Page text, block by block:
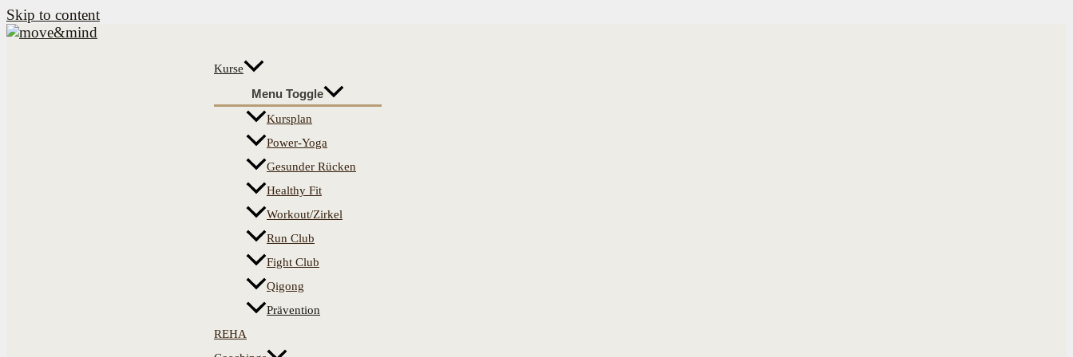
Skip to content
Kurse
Menu Toggle
Kursplan
Power-Yoga
Gesunder Rücken
Healthy Fit
Workout/Zirkel
Run Club
Fight Club
Qigong
Prävention
REHA